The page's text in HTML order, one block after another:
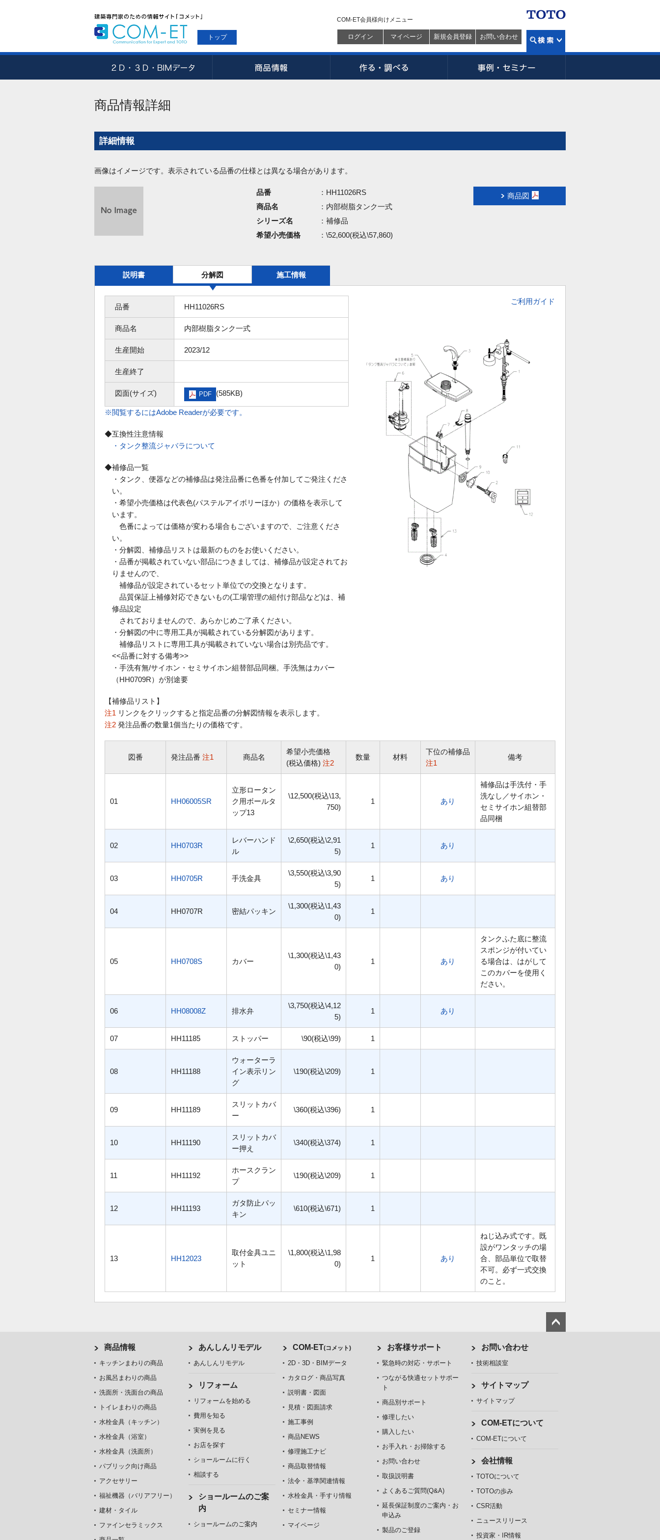
トップ
COM-ET会員様向けメニュー
ログイン マイページ 新規会員登録 お問い合わせ
商品情報詳細
詳細情報
画像はイメージです。表示されている品番の仕様とは異なる場合があります。
品番
：HH11026RS
商品名
：内部樹脂タンク一式
シリーズ名
：補修品
希望小売価格
：\52,600(税込\57,860)
商品図
説明書 分解図 施工情報
品番 HH11026RS
商品名 内部樹脂タンク一式
生産開始 2023/12
生産終了
図面(サイズ) PDF (585KB)
※閲覧するにはAdobe Readerが必要です。
◆互換性注意情報
・タンク整流ジャバラについて
◆補修品一覧
・タンク、便器などの補修品は発注品番に色番を付加してご発注くださ
い。
・希望小売価格は代表色(パステルアイボリーほか）の価格を表示して
います。
色番によっては価格が変わる場合もございますので、ご注意くださ
い。
・分解図、補修品リストは最新のものをお使いください。
・品番が掲載されていない部品につきましては、補修品が設定されてお
りませんので、
補修品が設定されているセット単位での交換となります。
品質保証上補修対応できないもの(工場管理の組付け部品など)は、補
修品設定
されておりませんので、あらかじめご了承ください。
・分解図の中に専用工具が掲載されている分解図があります。
補修品リストに専用工具が掲載されていない場合は別売品です。
<<品番に対する備考>>
・手洗有無/サイホン・セミサイホン組替部品同梱。手洗無はカバー
（HH0709R）が別途要
ご利用ガイド
【補修品リスト】
注1 リンクをクリックすると指定品番の分解図情報を表示します。
注2 発注品番の数量1個当たりの価格です。
図番 発注品番 注1 商品名
希望小売価格
(税込価格) 注2
数量 材料
下位の補修品
注1
備考
01 HH06005SR
立形ロータン
ク用ボールタ
ップ13
\12,500(税込\13,
750)
1 あり
補修品は手洗付・手
洗なし／サイホン・
セミサイホン組替部
品同梱
02 HH0703R
レバーハンド
ル
\2,650(税込\2,91
5)
1 あり
03 HH0705R 手洗金具
\3,550(税込\3,90
5)
1 あり
04 HH0707R 密結パッキン
\1,300(税込\1,43
0)
1
05 HH0708S カバー
\1,300(税込\1,43
0)
1 あり
タンクふた底に整流
スポンジが付いてい
る場合は、はがして
このカバーを使用く
ださい。
06 HH08008Z 排水弁
\3,750(税込\4,12
5)
1 あり
07 HH11185 ストッパー \90(税込\99) 1
08 HH11188
ウォーターラ
イン表示リン
グ
\190(税込\209) 1
09 HH11189
スリットカバ
ー
\360(税込\396) 1
10 HH11190
スリットカバ
ー押え
\340(税込\374) 1
11 HH11192
ホースクラン
プ
\190(税込\209) 1
12 HH11193
ガタ防止パッ
キン
\610(税込\671) 1
13 HH12023
取付金具ユニ
ット
\1,800(税込\1,98
0)
1 あり
ねじ込み式です。既
設がワンタッチの場
合、部品単位で取替
不可。必ず一式交換
のこと。
商品情報
キッチンまわりの商品
お風呂まわりの商品
洗面所・洗面台の商品
トイレまわりの商品
水栓金具（キッチン）
水栓金具（浴室）
水栓金具（洗面所）
パブリック向け商品
アクセサリー
福祉機器（バリアフリー）
建材・タイル
ファインセラミックス
あんしんリモデル
あんしんリモデル
リフォーム
リフォームを始める
費用を知る
実例を見る
お店を探す
ショールームに行く
相談する
ショールームのご案
内
ショールームのご案内
COM-ET(コメット)
2D・3D・BIMデータ
カタログ・商品写真
説明書・図面
見積・図面請求
施工事例
商品NEWS
修理施工ナビ
商品取替情報
法令・基準関連情報
水栓金具・手すり情報
セミナー情報
マイページ
お客様サポート
緊急時の対応・サポート
つながる快適セットサポー
ト
商品別サポート
修理したい
購入したい
お手入れ・お掃除する
お問い合わせ
取扱説明書
よくあるご質問(Q&A)
延長保証制度のご案内・お
申込み
製品のご登録
お問い合わせ
技術相談室
サイトマップ
サイトマップ
COM-ETについて
COM-ETについて
会社情報
TOTOについて
TOTOの歩み
CSR活動
ニュースリリース
投資家・IR情報